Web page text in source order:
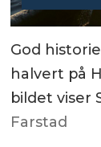
God
halvert på
bildet viser
Farstad